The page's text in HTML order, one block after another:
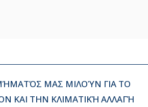
ΜΑΣ ΜΙΛΟΎΝ ΓΙΑ ΤΟ
ΚΑΙ ΤΗΝ ΚΛΙΜΑΤΙΚΉ ΑΛΛΑΓΉ